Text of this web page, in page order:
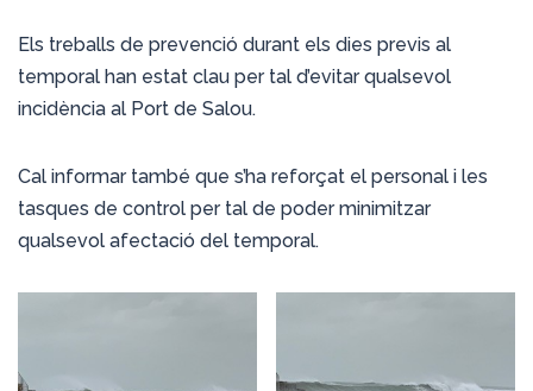
Els treballs de prevenció durant els dies previs al
temporal han estat clau per tal d’evitar qualsevol
incidència al Port de Salou.
Cal informar també que s’ha reforçat el personal i les
tasques de control per tal de poder minimitzar
qualsevol afectació del temporal.